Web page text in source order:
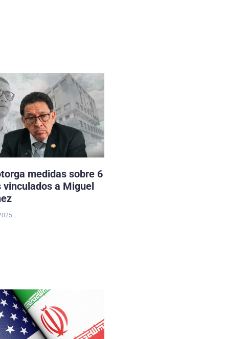
medidas sobre 6
vinculados a Miguel